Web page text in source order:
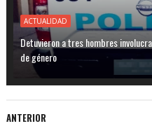
ACTUALIDAD
Detuvieron a tres hombres
de género
ANTERIOR